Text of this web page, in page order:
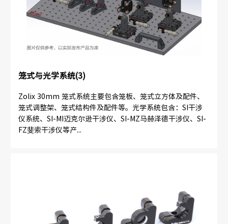
笼式与光学系统(3)
Zolix 30mm 笼式系统主要包含笼板、笼式立方体及配件、
笼式调整架、笼式结构件及配件等。光学系统包含：SI干涉
仪系统、SI-MI迈克尔逊干涉仪、SI-MZ马赫泽德干涉仪、SI-
FZ斐索干涉仪等产...